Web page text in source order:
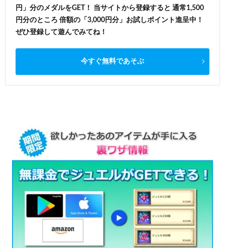
円」分のメダルをGET！ 当サイトから登録すると 通常1,500
円分のところ 倍額の「3,000円分」お試しポイント進呈中！
ぜひ登録して遊んでみてね！
今すぐ無料であそぶ